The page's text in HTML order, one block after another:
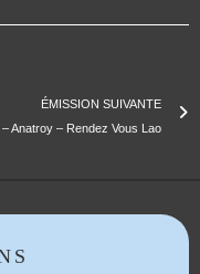
ÉMISSION SUIVANTE
Anatroy – Rendez Vous Lao